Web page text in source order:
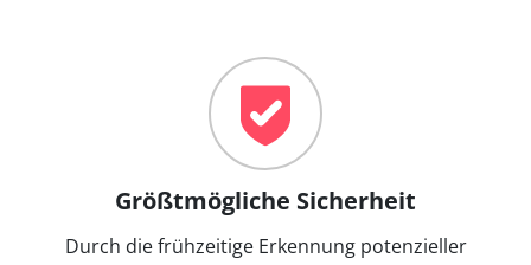
Größtmögliche Sicherheit
Durch die frühzeitige Erkennung potenzieller